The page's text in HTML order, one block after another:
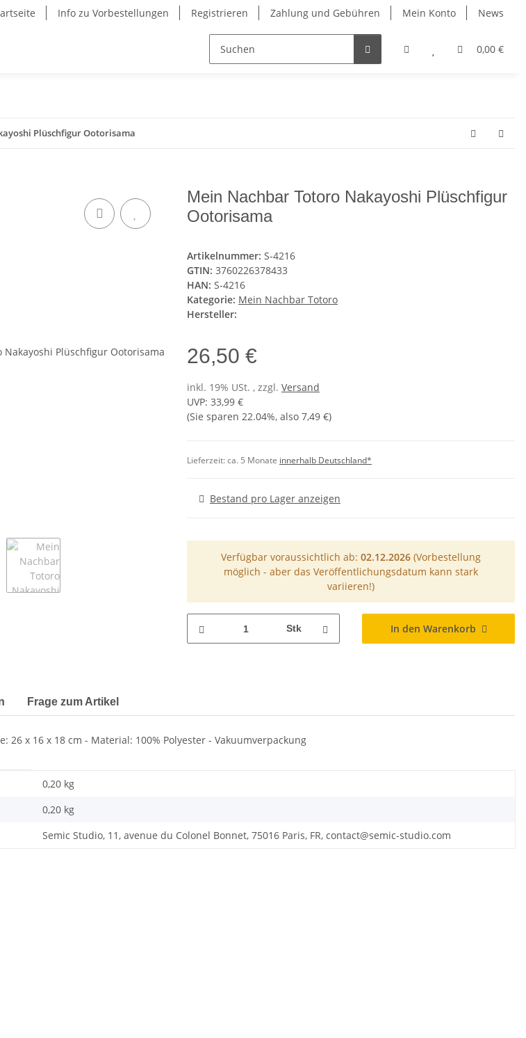
Info zu Vorbestellungen Registrieren Zahlung und Gebühren Mein Konto News
0,00 €
Plüschfigur Ootorisama
Mein Nachbar Totoro Nakayoshi Plüschfigur
Ootorisama
Artikelnummer: S-4216
GTIN: 3760226378433
HAN: S-4216
Kategorie: Mein Nachbar Totoro
Hersteller:
26,50 €
inkl. 19% USt. , zzgl. Versand
UVP: 33,99 €
(Sie sparen 22.04%, also 7,49 €)
Lieferzeit:ca. 5 Monate innerhalb Deutschland*
Bestand pro Lager anzeigen
Verfügbar voraussichtlich ab: 02.12.2026 (Vorbestellung
möglich - aber das Veröffentlichungsdatum kann stark
variieren!)
Stk In den Warenkorb
Frage zum Artikel
26 x 16 x 18 cm - Material: 100% Polyester - Vakuumverpackung
0,20 kg
0,20 kg
Semic Studio, 11, avenue du Colonel Bonnet, 75016 Paris, FR, contact@semic-studio.com